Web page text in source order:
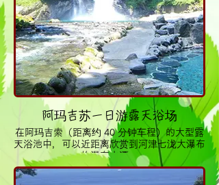
阿玛吉苏一日游露天浴场
在阿玛吉索（距离约 40 分钟车程）的大型露
天浴池中，可以近距离欣赏到河津七泷大瀑布
的瀑布水潭。